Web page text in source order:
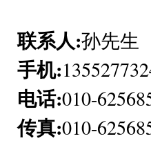
联系人:孙先生
手机:
电话:010-
传真:010-